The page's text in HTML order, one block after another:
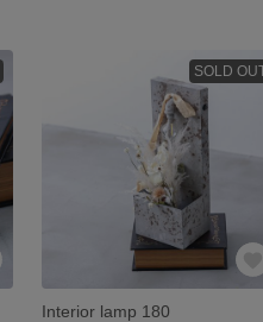
SOLD
Interior lamp 180